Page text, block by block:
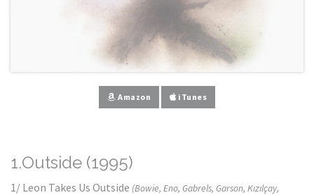
Amazon iTunes
1.Outside (1995)
1/ Leon Takes Us Outside (Bowie, Eno, Gabrels, Garson, Kızılçay,